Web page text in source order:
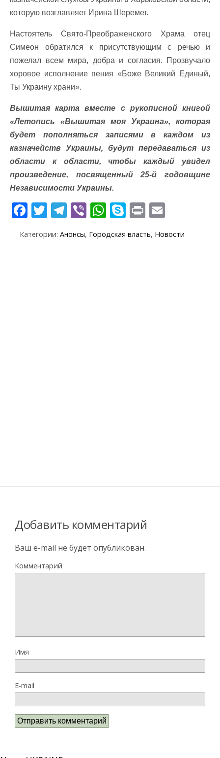
которую возглавляет Ирина Шеремет.
Настоятель Свято-Преображенского Храма отец
Симеон обратился к присутствующим с речью и
пожелал всем мира, добра и согласия. Прозвучало
хоровое исполнение пения «Боже Великий Единый,
Ты Украину храни».
Вышитая карта вместе с рукописной книгой
«Летопись «Вышитая моя Украина», которая
будет пополняться записями в каждом из
казначейств Украины, будут передаваться из
области к области, чтобы каждый увидел
произведение, посвященный 25-й годовщине
Независимости Украины.
F
e
T
itt
T
e
Vi
er
W
at
S
y
Pr
t ai
Категории: Анонсы, Городская власть, Новости
Добавить комментарий
Ваш e-mail не будет опубликован.
Комментарий
Имя
E-mail